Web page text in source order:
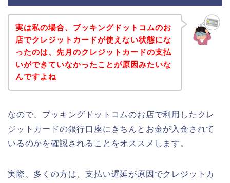
実は私の場合、ブッキングドットコムのお
店でクレジットカードが使えない状態にな
ったのは、先月のクレジットカードの支払
いができていなかったことが原因みたいな
んですよね
なので、ブッキングドットコムのお店で利用したクレ
ジットカードの銀行口座にきちんとお金が入金されて
いるのかを確認されることをオススメします。
実際、多くの方は、支払い遅延が原因でクレジットカ